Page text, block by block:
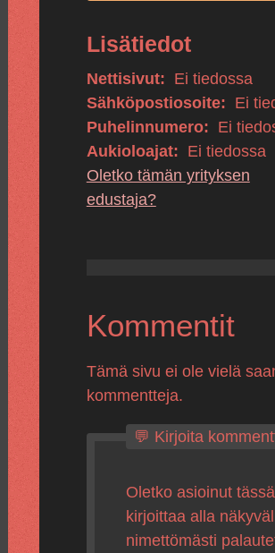
Lisätiedot
Nettisivut: Ei tiedossa
Sähköpostiosoite: Ei
Puhelinnumero: Ei
Aukioloajat: Ei tiedossa
Oletko tämän yrityksen
edustaja?
Kommentit
Tämä sivu ei ole vielä
kommentteja.
💬 Kirjoita
Oletko asioinut
kirjoittaa alla
nimettömästi